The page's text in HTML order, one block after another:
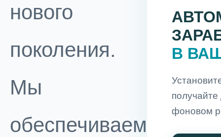
нового
поколения.
Мы
обеспечиваем
В
фоновом